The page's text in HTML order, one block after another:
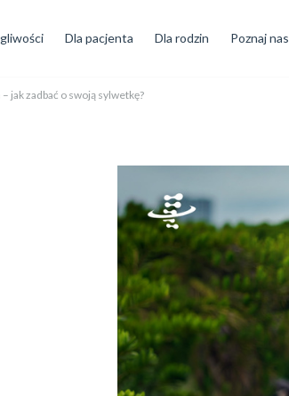
Dla pacjenta Dla rodzin Poznaj nas
jak zadbać o swoją sylwetkę?